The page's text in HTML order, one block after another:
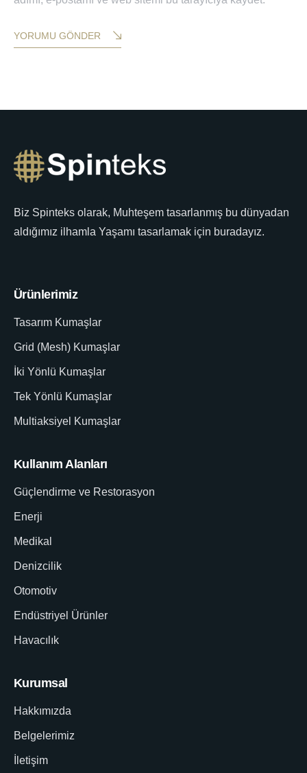
YORUMU GÖNDER
Biz Spinteks olarak, Muhteşem tasarlanmış bu dünyadan
aldığımız ilhamla Yaşamı tasarlamak için buradayız.
Ürünlerimiz
Tasarım Kumaşlar
Grid (Mesh) Kumaşlar
İki Yönlü Kumaşlar
Tek Yönlü Kumaşlar
Multiaksiyel Kumaşlar
Kullanım Alanları
Güçlendirme ve Restorasyon
Enerji
Medikal
Denizcilik
Otomotiv
Endüstriyel Ürünler
Havacılık
Kurumsal
Hakkımızda
Belgelerimiz
İletişim